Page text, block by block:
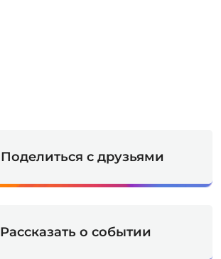
Поделиться с друзьями
Рассказать о событии